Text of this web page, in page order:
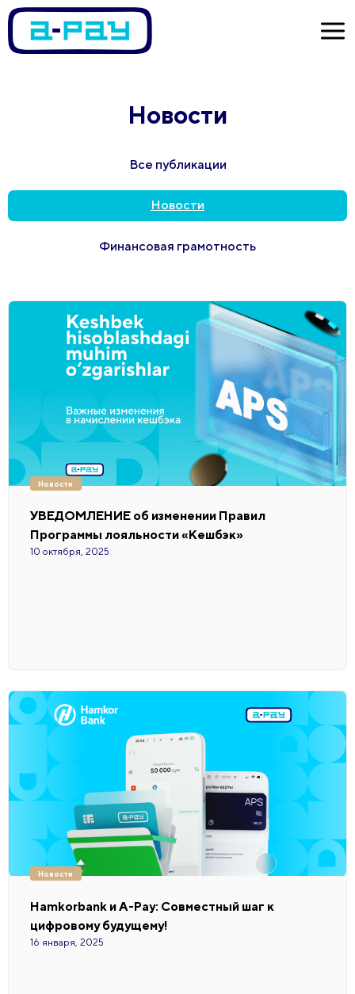
Новости
Все публикации
Новости
Финансовая грамотность
Новости
УВЕДОМЛЕНИЕ об изменении Правил
Программы лояльности «Кешбэк»
10 октября, 2025
Новости
Hamkorbank и A-Pay: Совместный шаг к
цифровому будущему!
16 января, 2025